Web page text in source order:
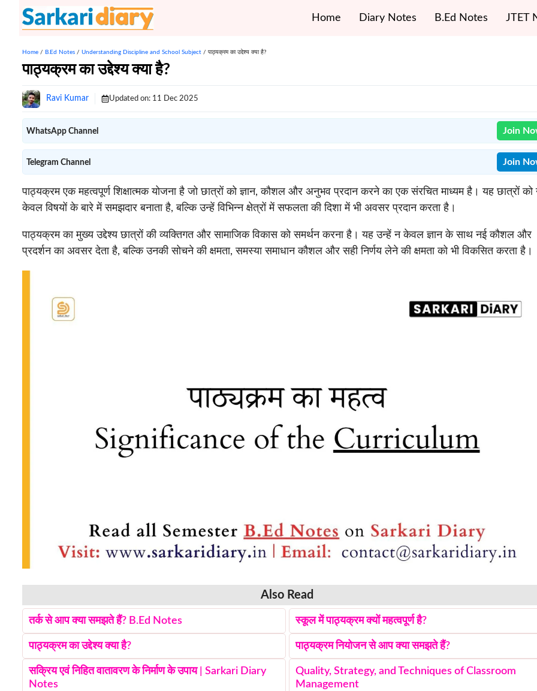
Home Diary Notes B.Ed Notes JTET
Home / B.Ed Notes / Understanding Discipline and School Subject / पाठ्यक्रम का उद्देश्य क्या है?
पाठ्यक्रम का उद्देश्य क्या है?
Ravi Kumar Updated on: 11 Dec 2025
WhatsApp Channel Join
Telegram Channel Join
पाठ्यक्रम एक महत्वपूर्ण शिक्षात्मक योजना है जो छात्रों को ज्ञान, कौशल और अनुभव प्रदान करने का एक संरचित माध्यम है। यह छात्रों को
केवल विषयों के बारे में समझदार बनाता है, बल्कि उन्हें विभिन्न क्षेत्रों में सफलता की दिशा में भी अवसर प्रदान करता है।
पाठ्यक्रम का मुख्य उद्देश्य छात्रों की व्यक्तिगत और सामाजिक विकास को समर्थन करना है। यह उन्हें न केवल ज्ञान के साथ नई कौशल और
प्रदर्शन का अवसर देता है, बल्कि उनकी सोचने की क्षमता, समस्या समाधान कौशल और सही निर्णय लेने की क्षमता को भी विकसित करता है।
Also Read
तर्क से आप क्या समझते हैं? B.Ed Notes स्कूल में पाठ्यक्रम क्यों महत्वपूर्ण है?
पाठ्यक्रम का उद्देश्य क्या है? पाठ्यक्रम नियोजन से आप क्या समझते हैं?
सक्रिय एवं निहित वातावरण के निर्माण के उपाय | Sarkari Diary
Notes
Quality, Strategy, and Techniques of Classroom
Management